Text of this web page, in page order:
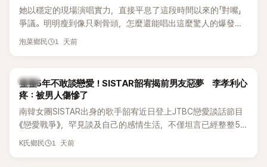
她以穩定的現場演唱實力，直接平息了這段時間以來的「對嘴」
爭議。明明瘦到像只剩骨頭，怎麼還能唱出這麼驚人的爆發力
和音量？
泡菜鄉民 1 天前
韓星
整整5年不敢談戀愛！SISTAR韶宥揭前男友惡夢 李孝利心
疼：被男人傷慘了
南韓女團SISTAR出身的歌手韶宥近日登上JTBC戀愛談話節目
《戀愛戰爭》，罕見談及自己的感情生活，不僅坦言已經整整5
年沒有談戀愛，更首度透露空窗至今的原因，全與上一段戀情
K氏鄉民 1 天前